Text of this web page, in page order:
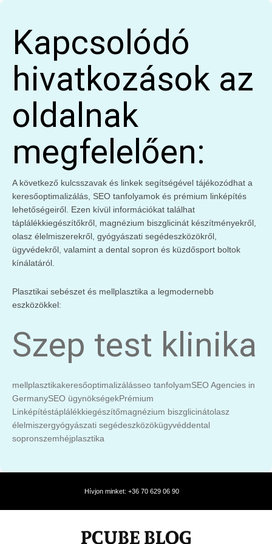
Kapcsolódó
hivatkozások az
oldalnak
megfelelően:
A következő kulcsszavak és linkek segítségével tájékozódhat a
keresőoptimalizálás, SEO tanfolyamok és prémium linképítés
lehetőségeiről. Ezen kívül információkat találhat
táplálékkiegészítőkről, magnézium biszglicinát készítményekről,
olasz élelmiszerekről, gyógyászati segédeszközökről,
ügyvédekről, valamint a dental sopron és küzdősport boltok
kínálatáról.
Plasztikai sebészet és mellplasztika a legmodernebb
eszközökkel:
Szep test klinika
mellplasztikakeresőoptimalizálásseo tanfolyamSEO Agencies in
GermanySEO ügynökségekPrémium
Linképítéstáplálékkiegészítőmagnézium biszglicinátolasz
élelmiszergyógyászati segédeszközökügyvéddental
sopronszemhéjplasztika
Hívjon minket: +36 70 629 06 90